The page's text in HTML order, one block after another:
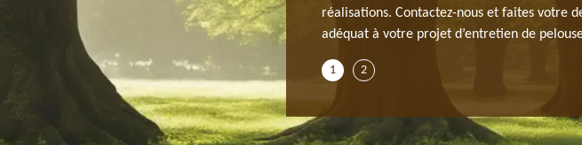
Notre équipe veille ainsi à ce que votre tout
notre intervention.
réalisations. Contactez-nous et faites votre
adéquat à votre projet d’entretien de
1 2